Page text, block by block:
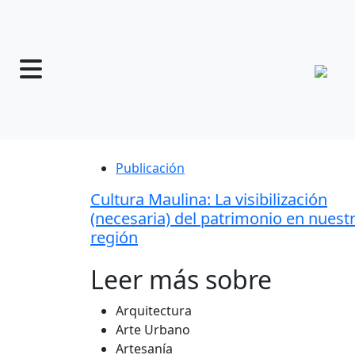
Publicación
Cultura Maulina: La visibilización
(necesaria) del patrimonio en
región
Leer más sobre
Arquitectura
Arte Urbano
Artesanía